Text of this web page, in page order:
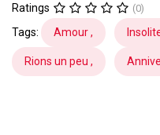
Ratings (0)
Tags: Amour ,
Rions un peu ,